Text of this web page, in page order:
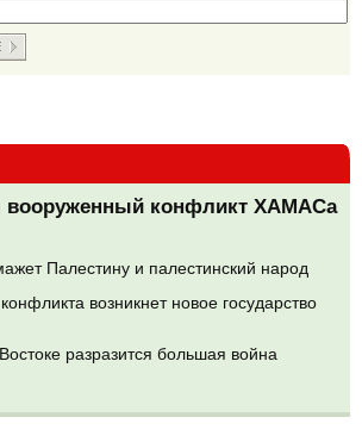
вооруженный конфликт ХАМАСа
Палестину и палестинский народ
возникнет новое государство
разразится большая война